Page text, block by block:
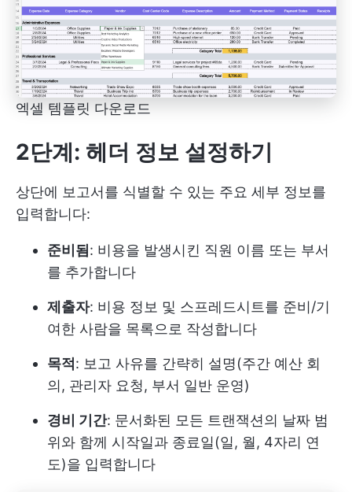
엑셀 템플릿 다운로드
2단계: 헤더 정보 설정하기
상단에 보고서를 식별할 수 있는 주요 세부 정보를
입력합니다:
준비됨 : 비용을 발생시킨 직원 이름 또는 부서
를 추가합니다
제출자: 비용 정보 및 스프레드시트를 준비/기
여한 사람을 목록으로 작성합니다
목적 : 보고 사유를 간략히 설명(주간 예산 회
의, 관리자 요청, 부서 일반 운영)
경비 기간: 문서화된 모든 트랜잭션의 날짜 범
위와 함께 시작일과 종료일(일, 월, 4자리 연
도)을 입력합니다